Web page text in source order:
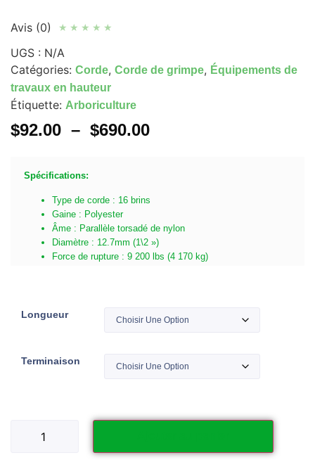
Avis (0) ★ ★ ★ ★ ★
UGS : N/A
Catégories: Corde, Corde de grimpe, Équipements de
travaux en hauteur
Étiquette: Arboriculture
$92.00 – $690.00
Spécifications:
Type de corde : 16 brins
Gaine : Polyester
Âme : Parallèle torsadé de nylon
Diamètre : 12.7mm (1\2 »)
Force de rupture : 9 200 lbs (4 170 kg)
Longueur
Terminaison